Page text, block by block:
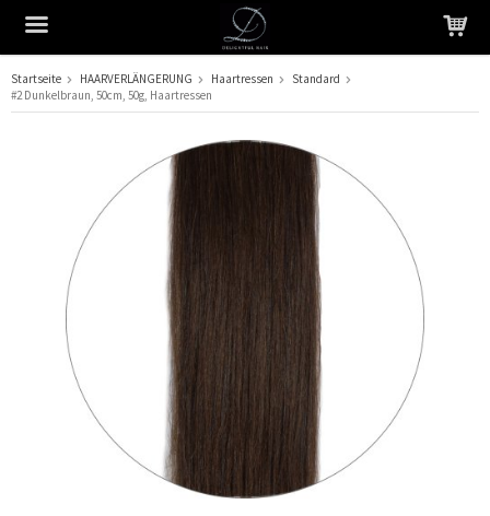
Das Produkt wurde in Ihren Warenkorb gelegt
Startseite HAARVERLÄNGERUNG Haartressen
Standard
#2 Dunkelbraun, 50cm, 50g, Haartressen